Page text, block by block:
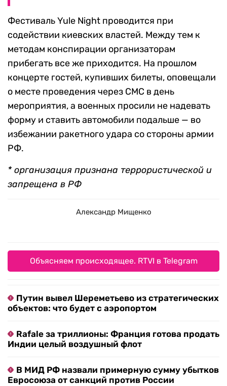
Фестиваль Yule Night проводится при
содействии киевских властей. Между тем к
методам конспирации организаторам
прибегать все же приходится. На прошлом
концерте гостей, купивших билеты, оповещали
о месте проведения через СМС в день
мероприятия, а военных просили не надевать
форму и ставить автомобили подальше — во
избежании ракетного удара со стороны армии
РФ.
* организация признана террористической и
запрещена в РФ
Александр Мищенко
Объясняем происходящее. RTVI в Telegram
Путин вывел Шереметьево из стратегических
объектов: что будет с аэропортом
Rafale за триллионы: Франция готова продать
Индии целый воздушный флот
В МИД РФ назвали примерную сумму убытков
Евросоюза от санкций против России